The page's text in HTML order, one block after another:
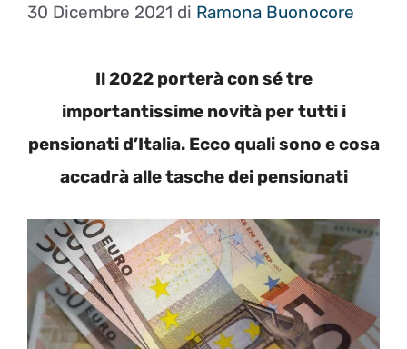
30 Dicembre 2021 di Ramona Buonocore
Il 2022 porterà con sé tre
importantissime novità per tutti i
pensionati d’Italia. Ecco quali sono e cosa
accadrà alle tasche dei pensionati